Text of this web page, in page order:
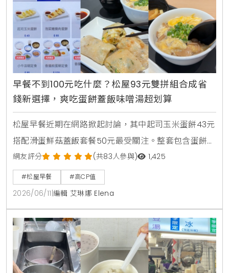
早餐不到100元吃什麼？松屋93元雙拼組合成省
錢新選擇，爽吃蛋餅蓋飯味噌湯超划算
松屋早餐近期在網路掀起討論，其中起司玉米蛋餅43元
搭配滑蛋鮮菇蓋飯套餐50元最受關注。整套包含蛋餅、
蓋飯與味噌湯，總價93元，不到100元就能吃到雙主
餐，也讓不少網友認為是近期高CP值早餐代表之一。
網友評分 (共83人參與) 1,425
#松屋早餐 #高CP值
2026/06/11 編輯 艾琳娜 Elena